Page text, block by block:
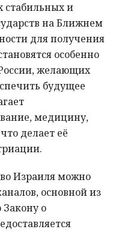
стабильных и
на Ближнем
для получения
особенно
желающих
будущее
медицину,
делает её
Израиля можно
основной из
о